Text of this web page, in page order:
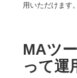
用いただけます。
MAツ
って運